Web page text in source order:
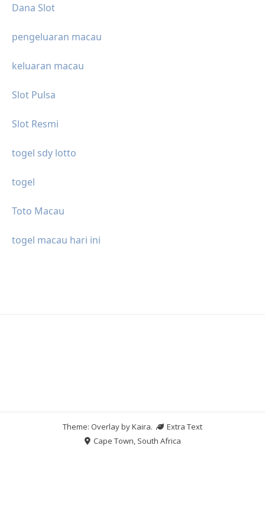
Dana Slot
pengeluaran macau
keluaran macau
Slot Pulsa
Slot Resmi
togel sdy lotto
togel
Toto Macau
togel macau hari ini
Theme: Overlay byKaira.
Extra Text
Cape Town, South Africa